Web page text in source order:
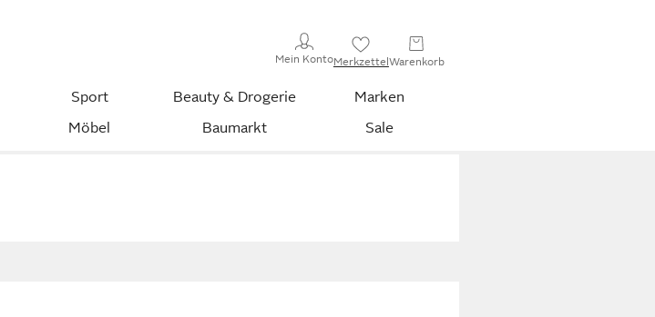
Mein KontoMerkzettelWarenkorb
Sport Beauty & Drogerie
Marken
Möbel Baumarkt Sale